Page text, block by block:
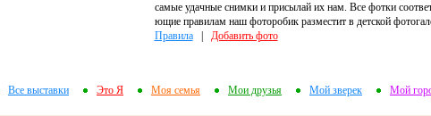
самые удачные снимки и присылай их нам. Все фотки
ющие правилам наш фоторобик разместит в детской
Правила| Добавить фото
Все выставки Это Я Моя семья Мои друзья Мой зверек Мой